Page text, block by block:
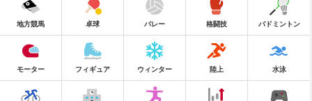
地方競馬 卓球 バレー 格闘技 バドミントン
モーター フィギュア ウィンター 陸上 水泳